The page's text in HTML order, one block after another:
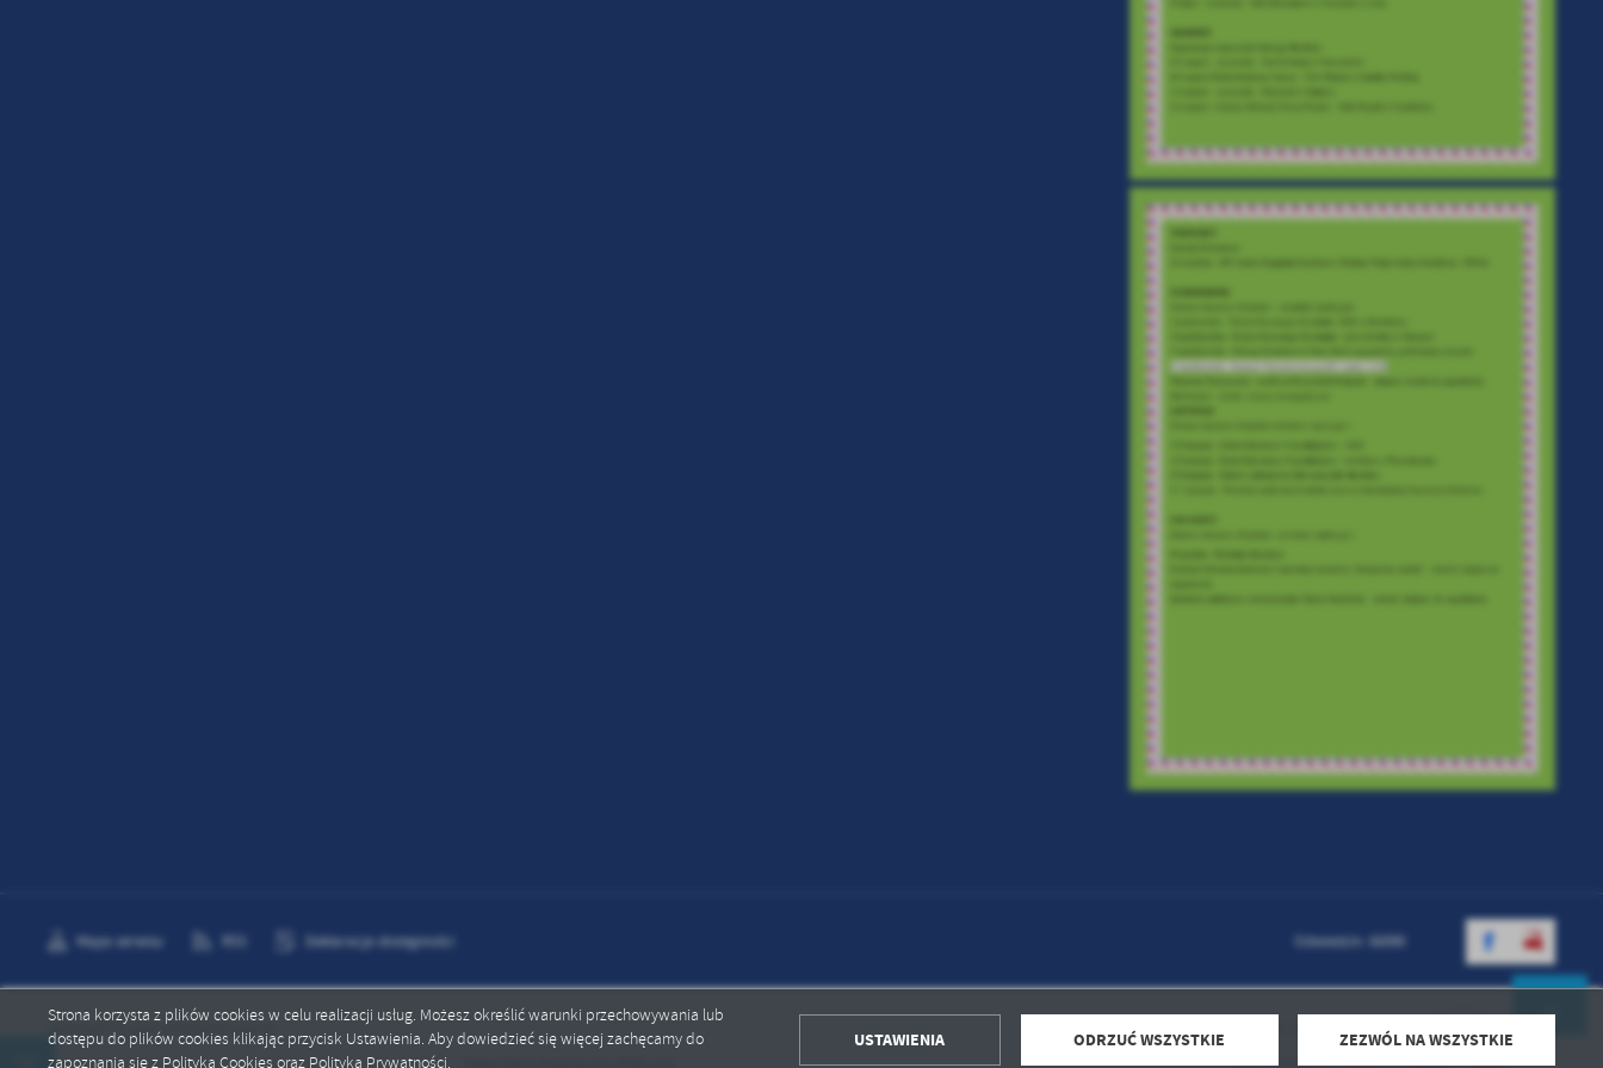
Strona korzysta z plików cookies w celu realizacji usług. Możesz określić warunki przechowywania lub
dostępu do plików cookies klikając przycisk Ustawienia. Aby dowiedzieć się więcej zachęcamy do
zapoznania się z Polityką Cookies oraz Polityką Prywatności.
USTAWIENIA ODRZUĆ WSZYSTKIE ZEZWÓL NA WSZYSTKIE
Mapa serwisu Deklaracja dostępności Odwiedzin: 66090
Copyright by gok.smoldzino.com.pl 2ClickPortal® - Portale nowej generacji
Kalendarz imprez na 2026 rok Harmonogram odbioru odpadów 2026